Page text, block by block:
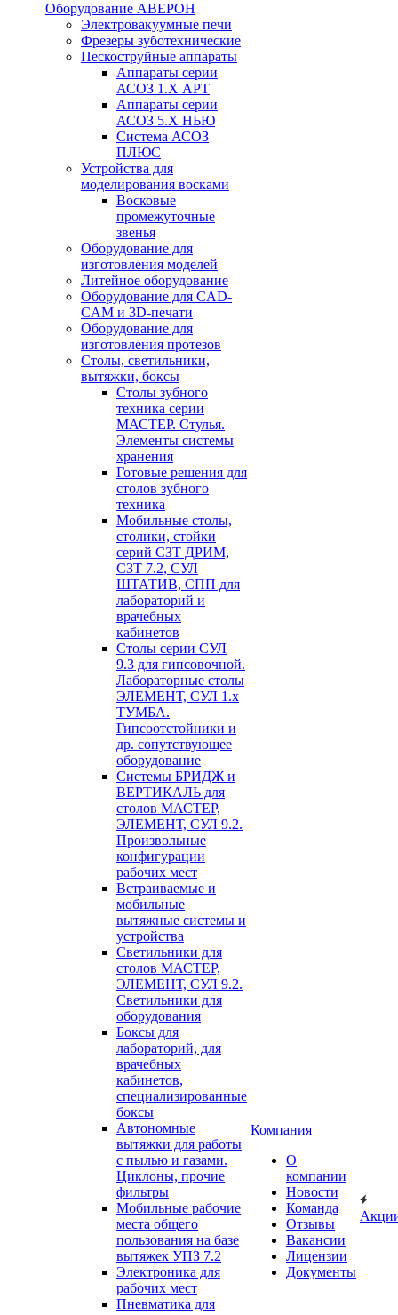
Оборудование АВЕРОН
Электровакуумные печи
Фрезеры зуботехнические
Пескоструйные аппараты
Аппараты серии
АСОЗ 1.Х АРТ
Аппараты серии
АСОЗ 5.Х НЬЮ
Система АСОЗ
ПЛЮС
Устройства для
моделирования восками
Восковые
промежуточные
звенья
Оборудование для
изготовления моделей
Литейное оборудование
Оборудование для CAD-
CAM и 3D-печати
Оборудование для
изготовления протезов
Cтолы, светильники,
вытяжки, боксы
Столы зубного
техника серии
МАСТЕР. Стулья.
Элементы системы
хранения
Готовые решения для
столов зубного
техника
Мобильные столы,
столики, стойки
серий СЗТ ДРИМ,
СЗТ 7.2, СУЛ
ШТАТИВ, СПП для
лабораторий и
врачебных
кабинетов
Столы серии СУЛ
9.3 для гипсовочной.
Лабораторные столы
ЭЛЕМЕНТ, СУЛ 1.х
ТУМБА.
Гипсоотстойники и
др. сопутствующее
оборудование
Системы БРИДЖ и
ВЕРТИКАЛЬ для
столов МАСТЕР,
ЭЛЕМЕНТ, СУЛ 9.2.
Произвольные
конфигурации
рабочих мест
Встраиваемые и
мобильные
вытяжные системы и
устройства
Светильники для
столов МАСТЕР,
ЭЛЕМЕНТ, СУЛ 9.2.
Светильники для
оборудования
Боксы для
лабораторий, для
врачебных
кабинетов,
специализированные
боксы
Автономные
вытяжки для работы
с пылью и газами.
Циклоны, прочие
фильтры
Мобильные рабочие
места общего
пользования на базе
вытяжек УПЗ 7.2
Электроника для
рабочих мест
Пневматика для
Компания
О
компании
Новости
Команда
Отзывы
Вакансии
Лицензии
Документы